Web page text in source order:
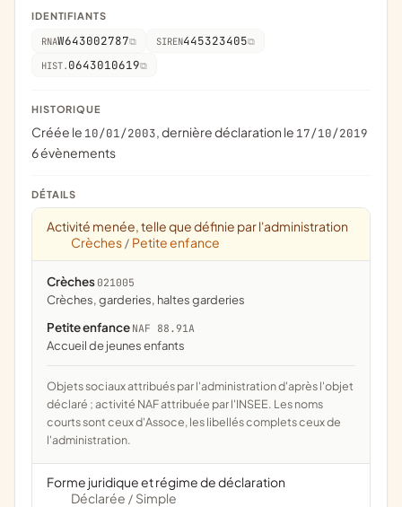
IDENTIFIANTS
RNAW643002787 SIREN445323405
HIST. 0643010619
HISTORIQUE
Créée le 10/01/2003, dernière déclaration le 17/10/2019
6 évènements
DÉTAILS
Activité menée, telle que définie par l'administration
Crèches / Petite enfance
Crèches 021005
crèches, garderies, haltes garderies
Petite enfance NAF 88.91A
Accueil de jeunes enfants
Objets sociaux attribués par l'administration d'après l'objet
déclaré ; activité NAF attribuée par l'INSEE. Les noms
courts sont ceux d'Assoce, les libellés complets ceux de
l'administration.
Forme juridique et régime de déclaration
Déclarée / Simple